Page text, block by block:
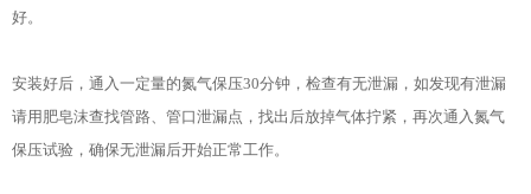
好。
安装好后，通入一定量的氮气保压30分钟，检查有无泄漏，如发现有泄漏
请用肥皂沫查找管路、管口泄漏点，找出后放掉气体拧紧，再次通入氮气
保压试验，确保无泄漏后开始正常工作。